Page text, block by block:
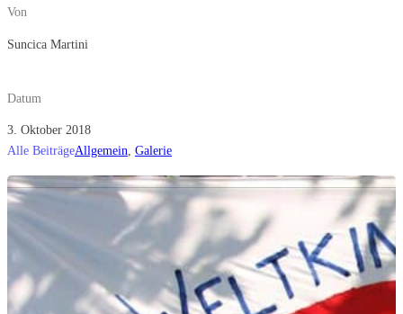
Von
Suncica Martini
Datum
3. Oktober 2018
Alle BeiträgeAllgemein Galerie